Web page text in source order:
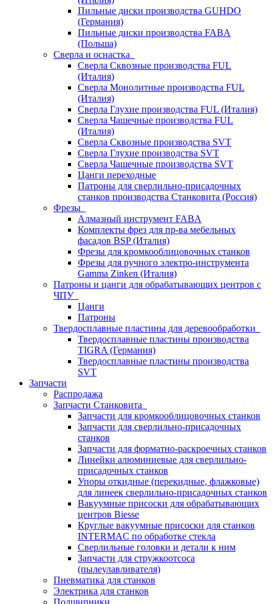
Пильные диски производства GUHDO
(Германия)
Пильные диски производства FABA
(Польша)
Сверла и оснастка
Сверла Сквозные производства FUL
(Италия)
Сверла Монолитные производства FUL
(Италия)
Сверла Глухие производства FUL (Италия)
Сверла Чашечные производства FUL
(Италия)
Сверла Сквозные производства SVT
Сверла Глухие производства SVT
Сверла Чашечные производства SVT
Цанги переходные
Патроны для сверлильно-присадочных
станков производства Станковита (Россия)
Фрезы
Алмазный инструмент FABA
Комплекты фрез для пр-ва мебельных
фасадов BSP (Италия)
Фрезы для кромкооблицовочных станков
Фрезы для ручного электро-инструмента
Gamma Zinken (Италия)
Патроны и цанги для обрабатывающих центров с
ЧПУ
Цанги
Патроны
Твердосплавные пластины для деревообработки
Твердосплавные пластины производства
TIGRA (Германия)
Твердосплавные пластины производства
SVT
Запчасти
Распродажа
Запчасти Станковита
Запчасти для кромкооблицовочных станков
Запчасти для сверлильно-присадочных
станков
Запчасти для форматно-раскроечных станков
Линейки алюминиевые для сверлильно-
присадочных станков
Упоры откидные (перекидные, флажковые)
для линеек сверлильно-присадочных станков
Вакуумные присоски для обрабатывающих
центров Biesse
Круглые вакуумные присоски для станков
INTERMAC по обработке стекла
Сверлильные головки и детали к ним
Запчасти для стружкоотсоса
(пылеулавливателя)
Пневматика для станков
Электрика для станков
Подшипники